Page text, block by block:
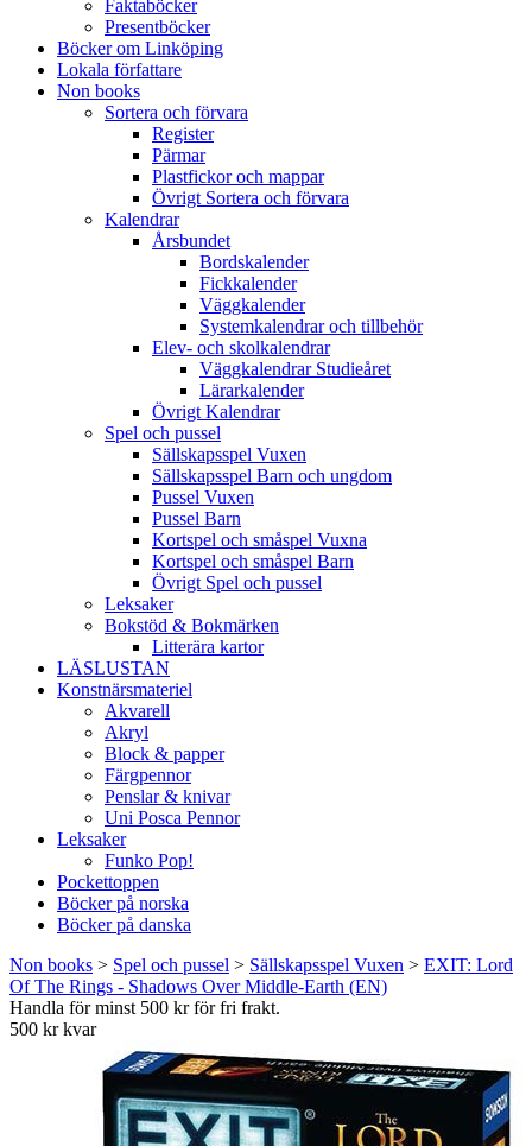
Faktaböcker
Presentböcker
Böcker om Linköping
Lokala författare
Non books
Sortera och förvara
Register
Pärmar
Plastfickor och mappar
Övrigt Sortera och förvara
Kalendrar
Årsbundet
Bordskalender
Fickkalender
Väggkalender
Systemkalendrar och tillbehör
Elev- och skolkalendrar
Väggkalendrar Studieåret
Lärarkalender
Övrigt Kalendrar
Spel och pussel
Sällskapsspel Vuxen
Sällskapsspel Barn och ungdom
Pussel Vuxen
Pussel Barn
Kortspel och småspel Vuxna
Kortspel och småspel Barn
Övrigt Spel och pussel
Leksaker
Bokstöd & Bokmärken
Litterära kartor
LÄSLUSTAN
Konstnärsmateriel
Akvarell
Akryl
Block & papper
Färgpennor
Penslar & knivar
Uni Posca Pennor
Leksaker
Funko Pop!
Pockettoppen
Böcker på norska
Böcker på danska
Non books > Spel och pussel > Sällskapsspel Vuxen > EXIT: Lord
Of The Rings - Shadows Over Middle-Earth (EN)
Handla för minst 500 kr för fri frakt.
500 kr kvar